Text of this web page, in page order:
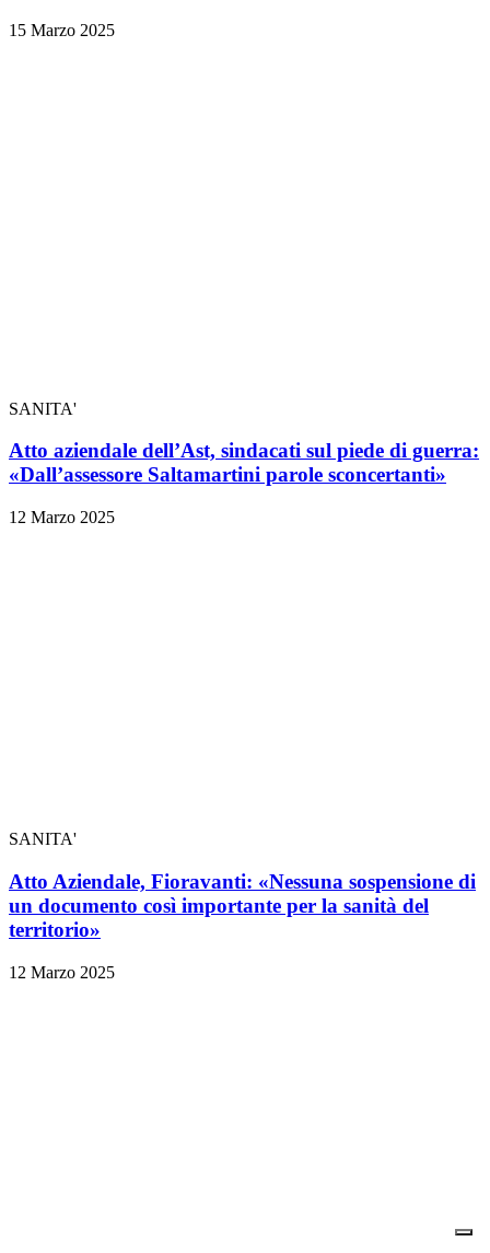
15 Marzo 2025
SANITA'
Atto aziendale dell’Ast, sindacati sul piede di guerra:
«Dall’assessore Saltamartini parole sconcertanti»
12 Marzo 2025
SANITA'
Atto Aziendale, Fioravanti: «Nessuna sospensione di
un documento così importante per la sanità del
territorio»
12 Marzo 2025